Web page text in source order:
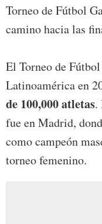
Torneo de Fútbol
camino hacia las
El Torneo de
Latinoamérica en
de 100,000 atletas.
fue en Madrid,
como campeón
torneo femenino.